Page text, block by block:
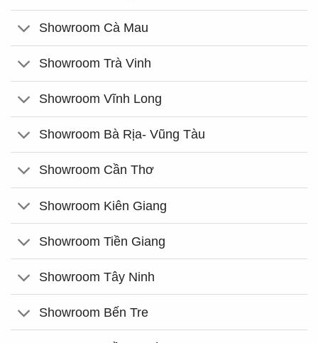
Showroom Cà Mau
Showroom Trà Vinh
Showroom Vĩnh Long
Showroom Bà Rịa- Vũng Tàu
Showroom Cần Thơ
Showroom Kiên Giang
Showroom Tiền Giang
Showroom Tây Ninh
Showroom Bến Tre